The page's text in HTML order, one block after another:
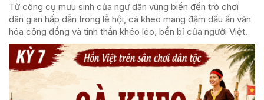
Từ công cụ mưu sinh của ngư dân vùng biển đến trò chơi
dân gian hấp dẫn trong lễ hội, cà kheo mang đậm dấu ấn văn
hóa cộng đồng và tinh thần khéo léo, bền bỉ của người Việt.